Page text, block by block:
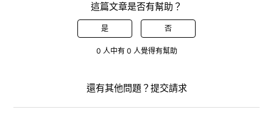
這篇文章是否有幫助？
是 否
0 人中有 0 人覺得有幫助
還有其他問題？ 提交請求